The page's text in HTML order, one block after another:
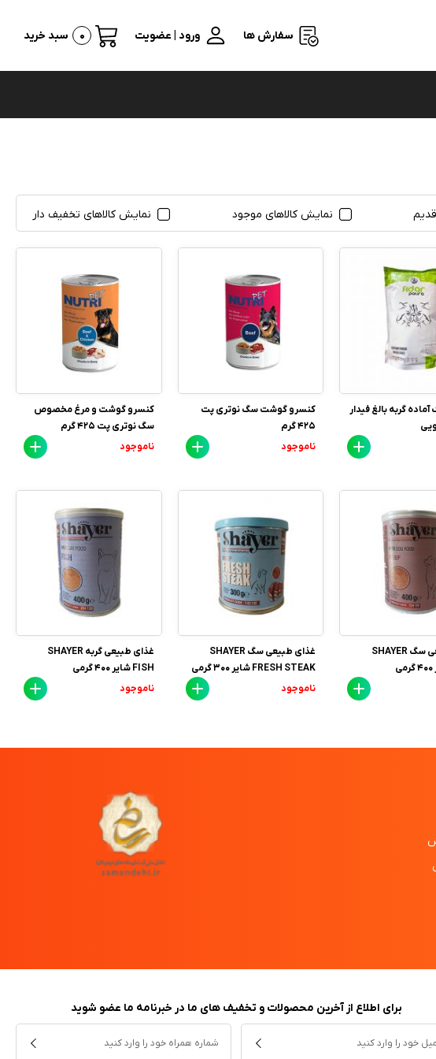
سفارش ها ورود | عضویت 0 سبد خرید
نمایش کالاهای موجود نمایش کالاهای تخفیف دار
گربه بالغ فیدار
کنسرو گوشت سگ نوتری پت
425 گرم
ناموجود
کنسرو گوشت و مرغ مخصوص
سگ نوتری پت 425 گرم
ناموجود
غذای طبیعی سگ SHAYER
غذای طبیعی سگ SHAYER
FRESH STEAK شایر 300 گرمی
ناموجود
غذای طبیعی گربه SHAYER
FISH شایر 400 گرمی
ناموجود
برای اطلاع از آخرین محصولات و تخفیف های ما در خبرنامه ما عضو شوید